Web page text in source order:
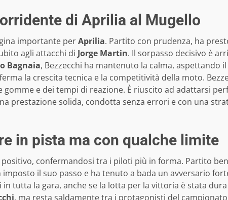
di Aprilia al Mugello
importante perAprilia. Partito con prudenza, ha
agli attacchi di Jorge Martin. Il sorpasso decisivo è
Bagnaia, Bezzecchi ha mantenuto la calma, aspettando
la crescita tecnica e la competitività della moto.
gomme e dei tempi di reazione. È riuscito ad adattarsi
prestazione solida, condotta senza errori e con una
in pista ma con qualche limite
positivo, confermandosi tra i piloti più in forma. Partito
il suo passo e ha tenuto a bada un avversario
tutta la gara, anche se la lotta per la vittoria è stata
, ma resta saldamente tra i protagonisti del